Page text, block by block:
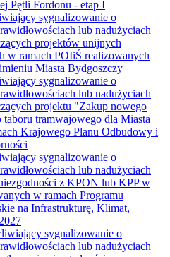
Pętli Fordonu - etap I
sygnalizowanie o
lub nadużyciach
projektów unijnych
w ramach POIiŚ realizowanych
Miasta Bydgoszczy
sygnalizowanie o
lub nadużyciach
projektu "Zakup nowego
taboru tramwajowego dla Miasta
Krajowego Planu Odbudowy i
sygnalizowanie o
lub nadużyciach
z KPON lub KPP w
w ramach Programu
na Infrastrukturę, Klimat,
sygnalizowanie o
lub nadużyciach